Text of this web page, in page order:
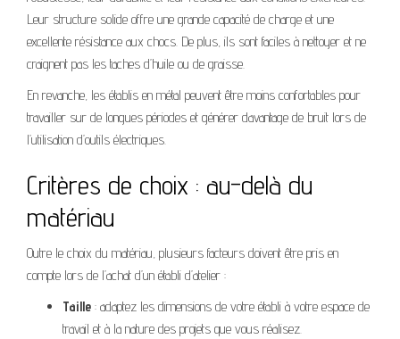
Leur structure solide offre une grande capacité de charge et une
excellente résistance aux chocs. De plus, ils sont faciles à nettoyer et ne
craignent pas les taches d’huile ou de graisse.
En revanche, les établis en métal peuvent être moins confortables pour
travailler sur de longues périodes et générer davantage de bruit lors de
l’utilisation d’outils électriques.
Critères de choix : au-delà du
matériau
Outre le choix du matériau, plusieurs facteurs doivent être pris en
compte lors de l’achat d’un établi d’atelier :
Taille : adaptez les dimensions de votre établi à votre espace de
travail et à la nature des projets que vous réalisez.